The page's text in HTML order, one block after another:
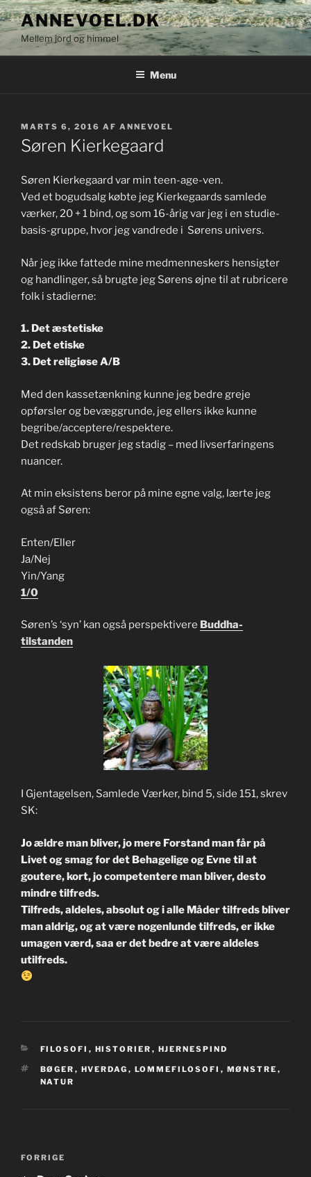
Videre
til
indhold
ANNEVOEL.DK
Mellem jord og himmel
Menu
UDGIVET
DEN
MARTS 6, 2016 AF ANNEVOEL
Søren Kierkegaard
Søren Kierkegaard var min teen-age-ven.
Ved et bogudsalg købte jeg Kierkegaards samlede
værker, 20 + 1 bind, og som 16-årig var jeg i en studie-
basis-gruppe, hvor jeg vandrede i Sørens univers.
Når jeg ikke fattede mine medmenneskers hensigter
og handlinger, så brugte jeg Sørens øjne til at rubricere
folk i stadierne:
1. Det æstetiske
2. Det etiske
3. Det religiøse A/B
Med den kassetænkning kunne jeg bedre greje
opførsler og bevæggrunde, jeg ellers ikke kunne
begribe/acceptere/respektere.
Det redskab bruger jeg stadig – med livserfaringens
nuancer.
At min eksistens beror på mine egne valg, lærte jeg
også af Søren:
Enten/Eller
Ja/Nej
Yin/Yang
1/0
Søren’s ‘syn’ kan også perspektivere Buddha-
tilstanden
I Gjentagelsen, Samlede Værker, bind 5, side 151, skrev
SK:
Jo ældre man bliver, jo mere Forstand man får på
Livet og smag for det Behagelige og Evne til at
goutere, kort, jo competentere man bliver, desto
mindre tilfreds.
Tilfreds, aldeles, absolut og i alle Måder tilfreds bliver
man aldrig, og at værenogenlunde tilfreds, er ikke
umagen værd, saa er det bedre at være aldeles
utilfreds.
KATEGORIER
FILOSOFI , HISTORIER , HJERNESPIND
TAGS
BØGER , HVERDAG , LOMMEFILOSOFI , MØNSTRE ,
NATUR
Indlægsnavigation
Forrige
FORRIGE